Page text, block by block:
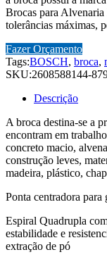
Brocas para
tolerâncias máximas,
Fazer Orçamento
Tags:BOSCH, broca,
SKU:2608588144-
Descrição
A broca destina-se a
encontram em
concreto macio,
construção leves,
madeira, plástico,
Ponta centradora
Espiral Quadrupla
estabilidade e
extração de pó